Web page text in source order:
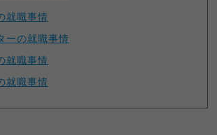
就職事情
ーの就職事情
就職事情
就職事情